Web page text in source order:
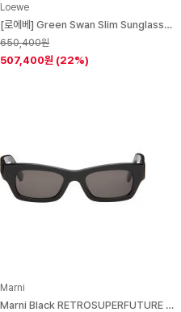
Loewe
[로에베] Green Swan Slim Sunglasses 261677M134026
650,400원
507,400원 (22%)
Marni
Marni Black RETROSUPERFUTURE Edition Haicli Sunglasses 261379M134003